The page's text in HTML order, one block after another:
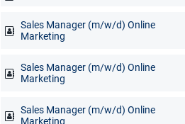
Sales Manager (m/w/d) Online
Marketing
Sales Manager (m/w/d) Online
Marketing
Sales Manager (m/w/d) Online
Marketing